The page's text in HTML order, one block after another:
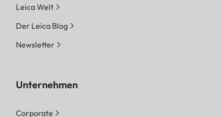
Leica Welt
Der Leica Blog
Newsletter
Unternehmen
Corporate